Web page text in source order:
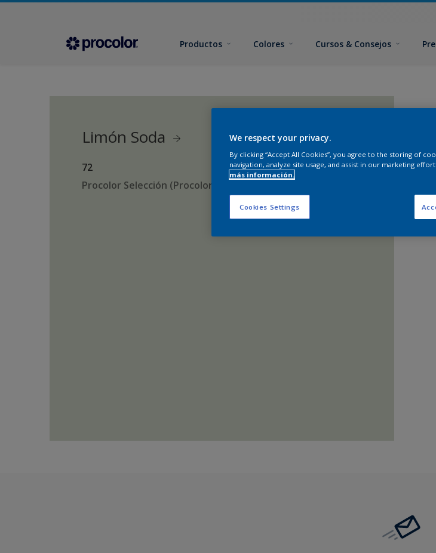
Productos Colores Cursos & Consejos
Limón Soda
72
Procolor Selección (Procolor Interior)
We respect your privacy.
By clicking “Accept All Cookies”, you agree to the storing of
navigation, analyze site usage, and assist in our marketing
más información.
Cookies Settings